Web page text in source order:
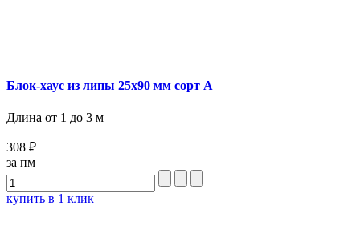
Блок-хаус из липы 25x90 мм сорт А
Длина от 1 до 3 м
308 ₽
за пм
купить в 1 клик